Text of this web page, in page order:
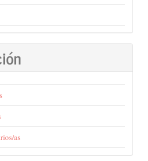
as